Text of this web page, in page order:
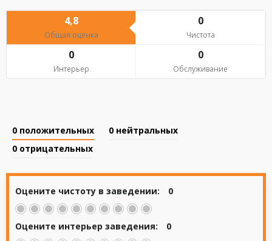
4,8
Общая оценка
0
Чистота
0
Интерьер
0
Обслуживание
0 положительных 0 нейтральных
0 отрицательных
Оцените чистоту в заведении: 0
Оцените интерьер заведения: 0